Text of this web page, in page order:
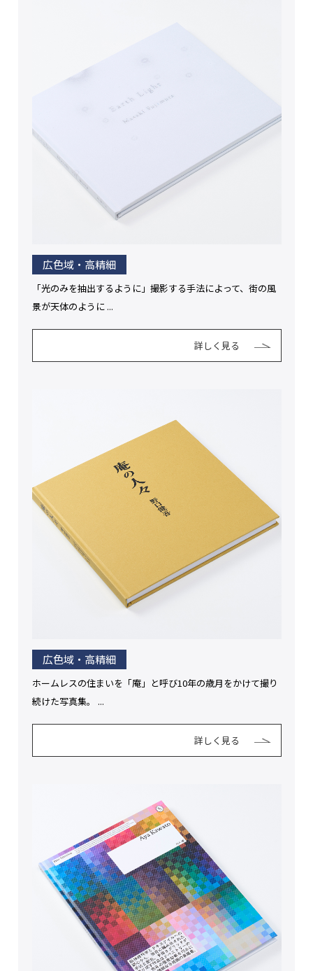
広色域・高精細
「光のみを抽出するように」撮影する手法によって、街の風
景が天体のように ...
詳しく見る
広色域・高精細
ホームレスの住まいを「庵」と呼び10年の歳月をかけて撮り
続けた写真集。 ...
詳しく見る